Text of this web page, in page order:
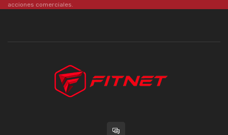
acciones comerciales.